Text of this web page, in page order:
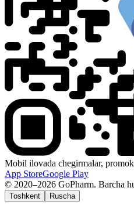
Mobil ilovada chegirmalar,
App StoreGoogle Play
© 2020–2026 GoPharm. Barcha
Toshkent Ruscha